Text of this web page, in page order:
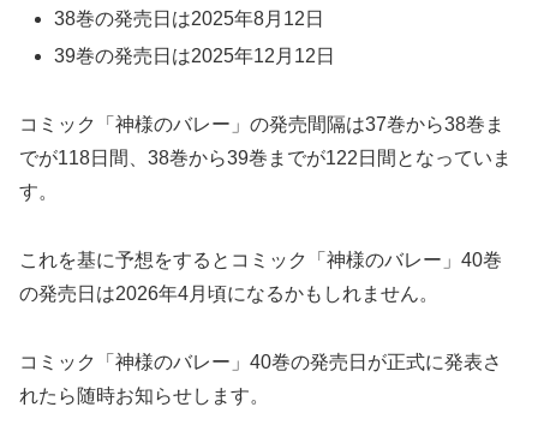
38巻の発売日は2025年8月12日
39巻の発売日は2025年12月12日
コミック「神様のバレー」の発売間隔は37巻から38巻ま
でが118日間、38巻から39巻までが122日間となっていま
す。
これを基に予想をするとコミック「神様のバレー」40巻
の発売日は2026年4月頃になるかもしれません。
コミック「神様のバレー」40巻の発売日が正式に発表さ
れたら随時お知らせします。